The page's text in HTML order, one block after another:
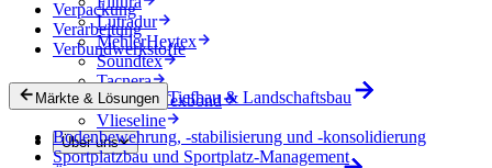
Lutradur
MehlerHeytex
Soundtex
Tacnera
Terbond-Texbond
Vlieseline
Über uns
Verpackung
Verarbeitung
Verbundwerkstoffe
Märkte & Lösungen Tiefbau & Landschaftsbau
Bodenbewehrung, -stabilisierung und -konsolidierung
Sportplatzbau und Sportplatz-Management